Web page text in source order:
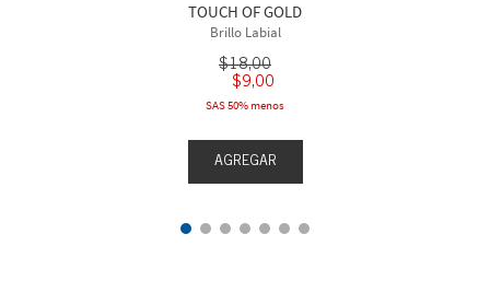
TOUCH OF GOLD
Brillo Labial
$18,00
$9,00
SAS 50% menos
AGREGAR